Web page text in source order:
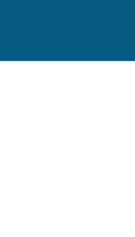
content